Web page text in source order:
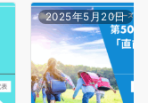
2025年5月20日